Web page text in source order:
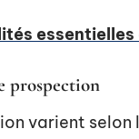
prospection
varient